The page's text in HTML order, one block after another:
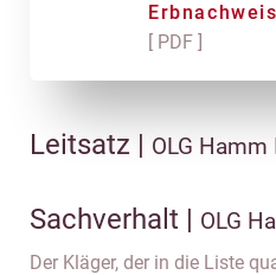
[ PDF ]
Leitsatz | OLG
Sachverhalt | OLG
Der Kläger, der in die Liste